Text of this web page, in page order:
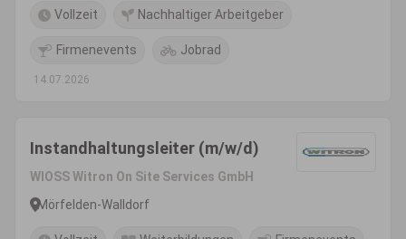
Vollzeit Nachhaltiger Arbeitgeber
Firmenevents Jobrad
14.07.2026
Instandhaltungsleiter (m/w/d)
WIOSS Witron On Site Services GmbH
Mörfelden-Walldorf